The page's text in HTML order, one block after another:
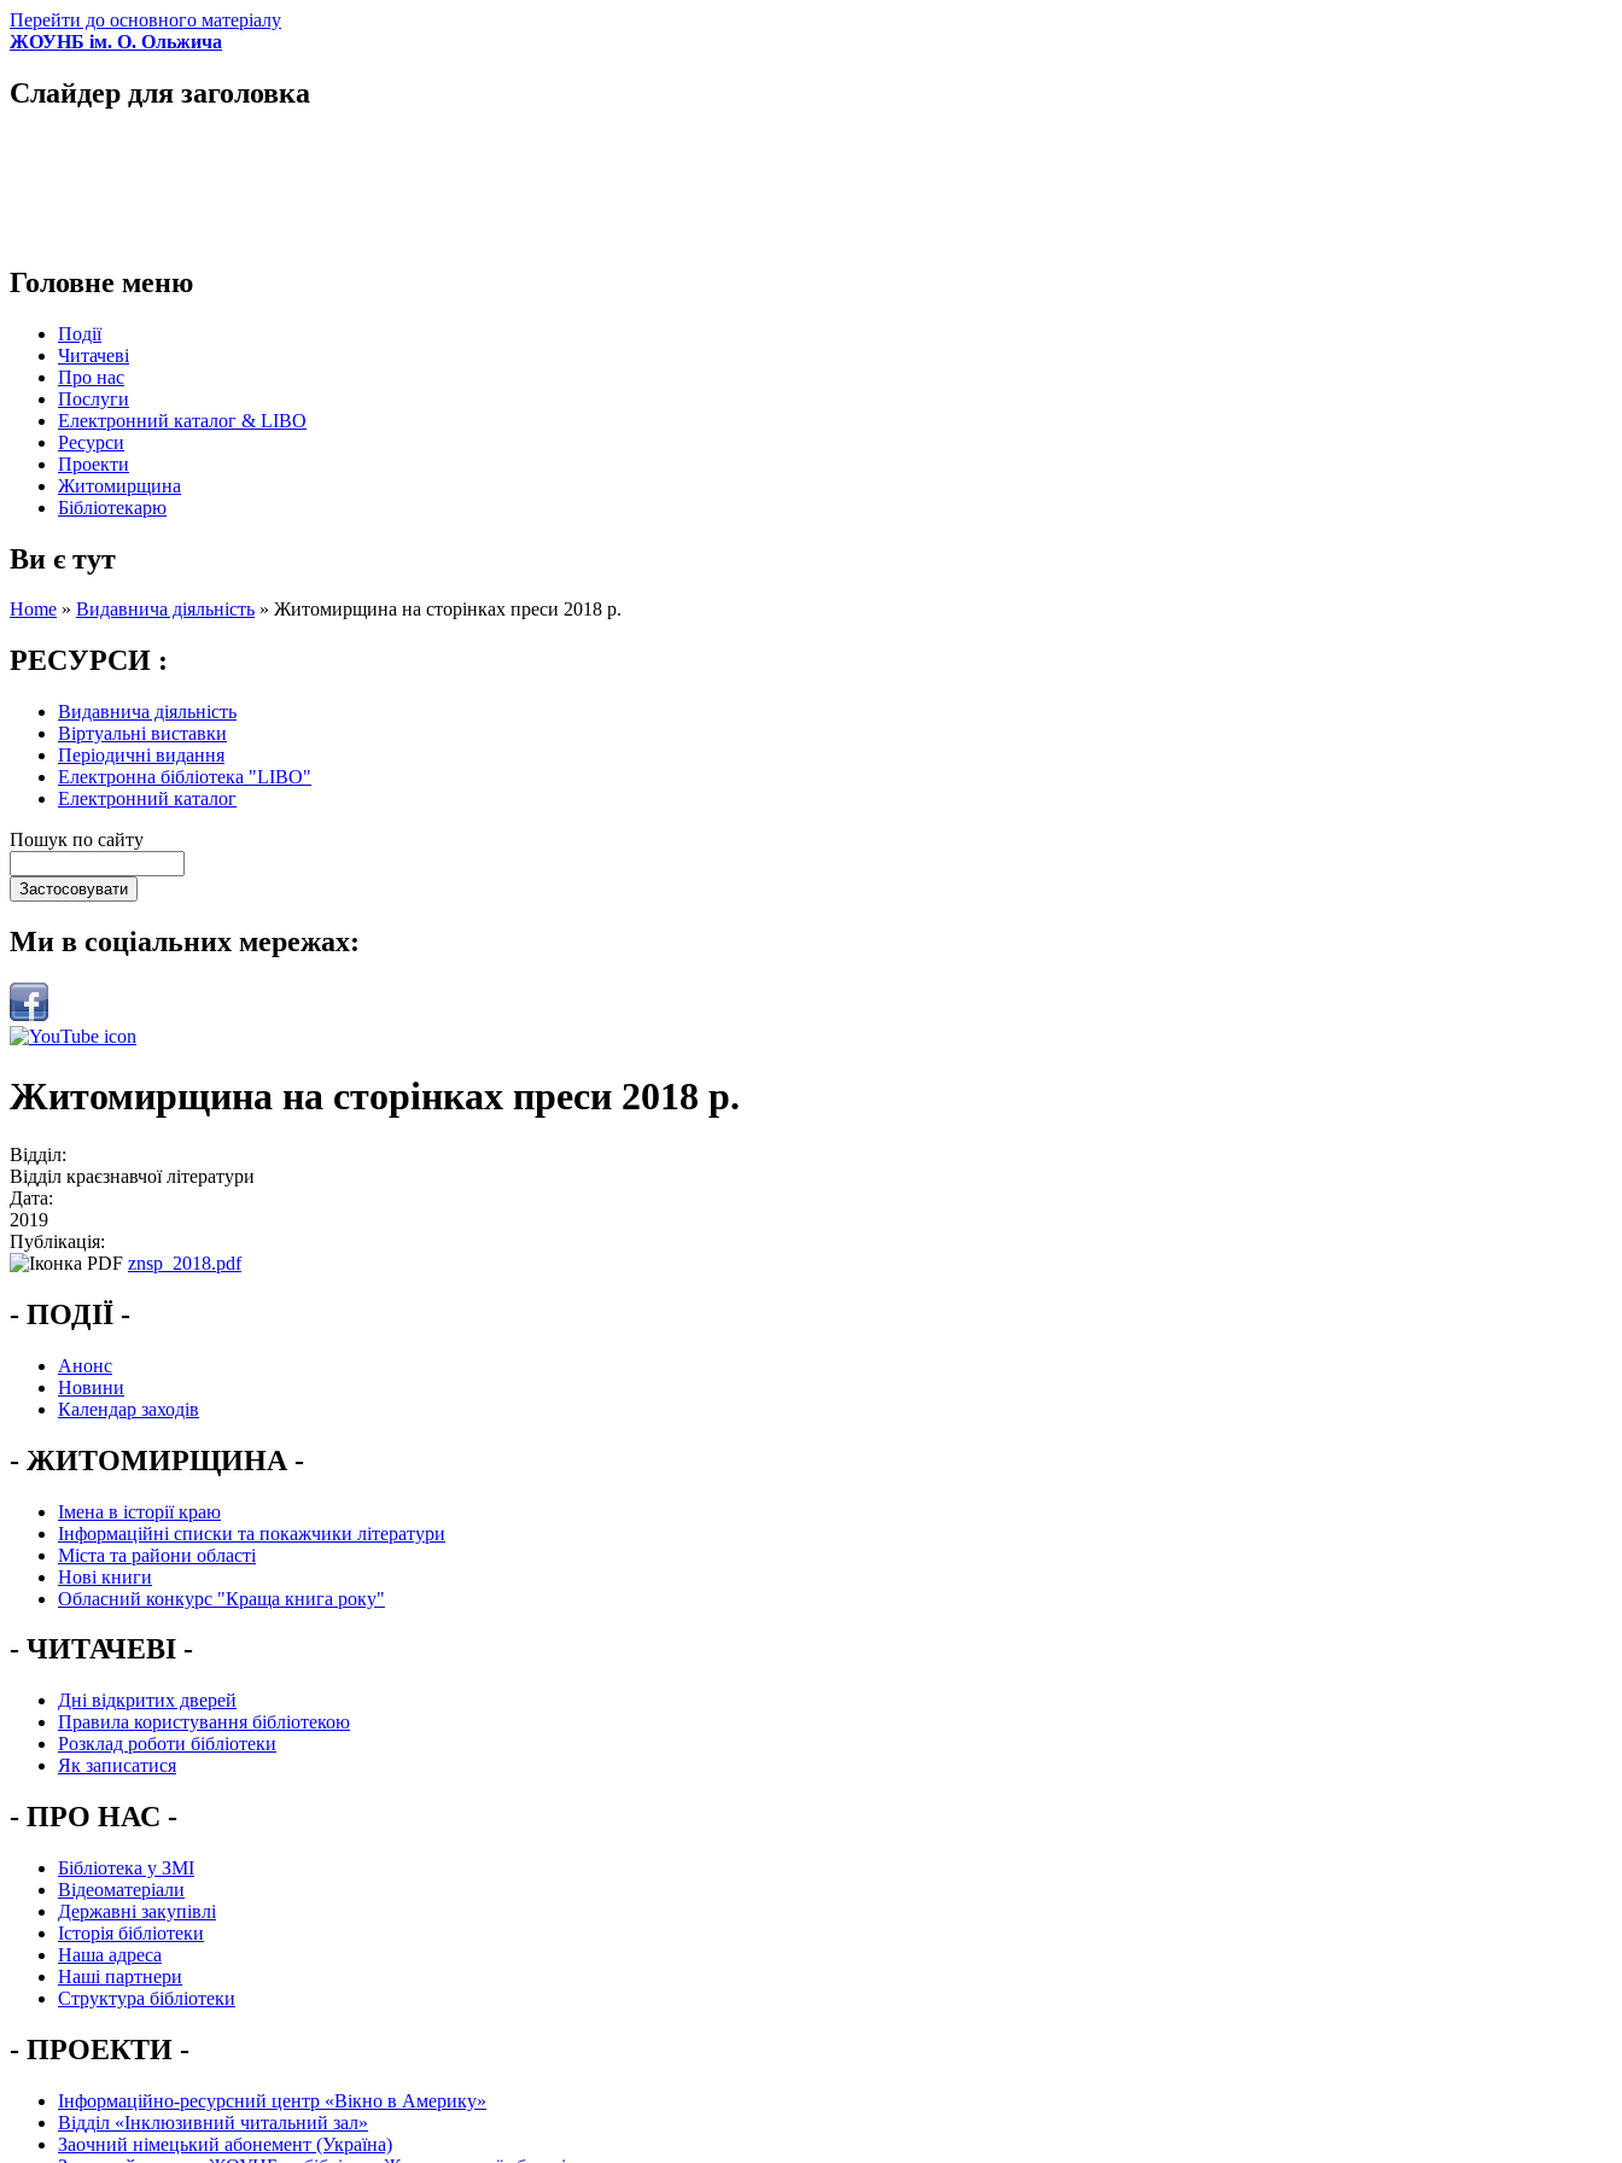
Перейти до основного матеріалу
ЖОУНБ ім. О. Ольжича
Слайдер для заголовка
Головне меню
Події
Читачеві
Про нас
Послуги
Електронний каталог & LIBO
Ресурси
Проекти
Житомирщина
Бібліотекарю
Ви є тут
Home » Видавнича діяльність » Житомирщина на сторінках преси 2018 р.
РЕСУРСИ :
Видавнича діяльність
Віртуальні виставки
Періодичні видання
Електронна бібліотека "LIBO"
Електронний каталог
Пошук по сайту
Ми в соціальних мережах:
Житомирщина на сторінках преси 2018 р.
Відділ:
Відділ краєзнавчої літератури
Дата:
2019
Публікація:
znsp_2018.pdf
- ПОДІЇ -
Анонс
Новини
Календар заходів
- ЖИТОМИРЩИНА -
Імена в історії краю
Інформаційні списки та покажчики літератури
Міста та райони області
Нові книги
Обласний конкурс "Краща книга року"
- ЧИТАЧЕВІ -
Дні відкритих дверей
Правила користування бібліотекою
Розклад роботи бібліотеки
Як записатися
- ПРО НАС -
Бібліотека у ЗМІ
Відеоматеріали
Державні закупівлі
Історія бібліотеки
Наша адреса
Наші партнери
Структура бібліотеки
- ПРОЕКТИ -
Інформаційно-ресурсний центр «Вікно в Америку»
Вiддiл «Інклюзивний читальний зал»
Заочний німецький абонемент (Україна)